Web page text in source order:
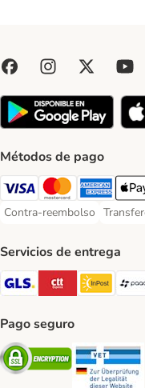
Métodos de pago
Visa Payment Method
MastercardAmerican
Contra-reembolso
Contra-reembolso Payment
Servicios de entrega
GLS ShippingCTTExpress
Pago seguro
Security